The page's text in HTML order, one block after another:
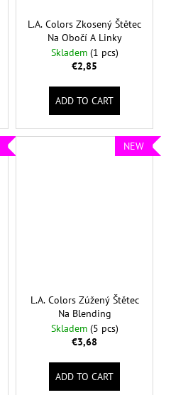
L.A. Colors Zkosený Štětec
Na Obočí A Linky
Skladem (1 pcs)
€2,85
ADD TO CART
NEW
L.A. Colors Zúžený Štětec
Na Blending
Skladem (5 pcs)
€3,68
ADD TO CART